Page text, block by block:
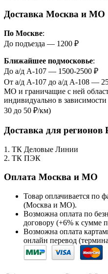
Доставка Москва и МО
По Москве:
До подъезда — 1200 ₽
Ближайшее подмосковье:
До а/д А-107 — 1500-2500 ₽
От а/д А-107 до а/д А-108 —
МО и граничащие с ней
индивидуально в
30 до 50 ₽/км)
Доставка для регионов
1. ТК Деловые Линии
2. ТК ПЭК
Оплата Москва и МО
Товар оплачивается по
(Москва и МО).
Возможна оплата по
договору (+6% к сумме
Возможна оплата
онлайн перевод